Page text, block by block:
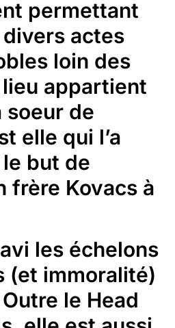
permettant
divers actes
loin des
appartient
soeur de
elle qui l’a
but de
frère Kovacs à
les échelons
(et immoralité)
le Head